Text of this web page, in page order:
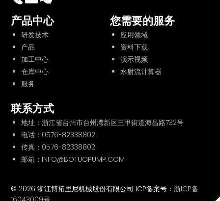
产品中心
研发技术
产品
加工中心
仓库中心
服务
您需要的服务
应用领域
资料下载
演示视频
水射流计算器
联系方式
地址：浙江省台州市台州湾新区三甲街道海昌路732号
电话： 0576-82338802
传真：0576-82338802
邮箱：INFO@BOTUOPUMP.COM
© 2026 浙江博拓里尼机械股份有限公司 ICP备案号：浙ICP备